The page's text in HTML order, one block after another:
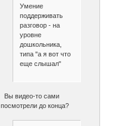
Умение
поддерживать
разговор - на
уровне
дошкольника,
типа "а я вот что
еще слышал"
Вы видео-то сами
посмотрели до конца?